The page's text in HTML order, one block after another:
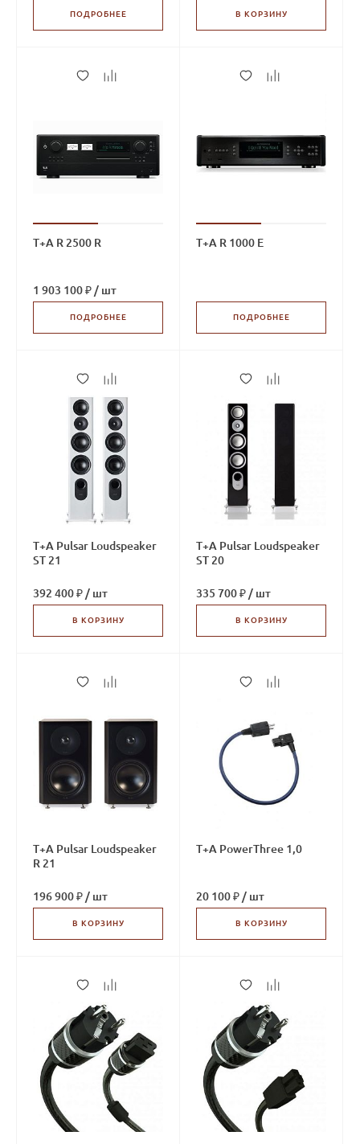
ПОДРОБНЕЕ В КОРЗИНУ
T+A R 2500 R
1 903 100 ₽ / шт
ПОДРОБНЕЕ
T+A R 1000 E
ПОДРОБНЕЕ
T+A Pulsar Loudspeaker
ST 21
392 400 ₽ / шт
В КОРЗИНУ
T+A Pulsar Loudspeaker
ST 20
335 700 ₽ / шт
В КОРЗИНУ
T+A Pulsar Loudspeaker
R 21
196 900 ₽ / шт
В КОРЗИНУ
T+A PowerThree 1,0
20 100 ₽ / шт
В КОРЗИНУ